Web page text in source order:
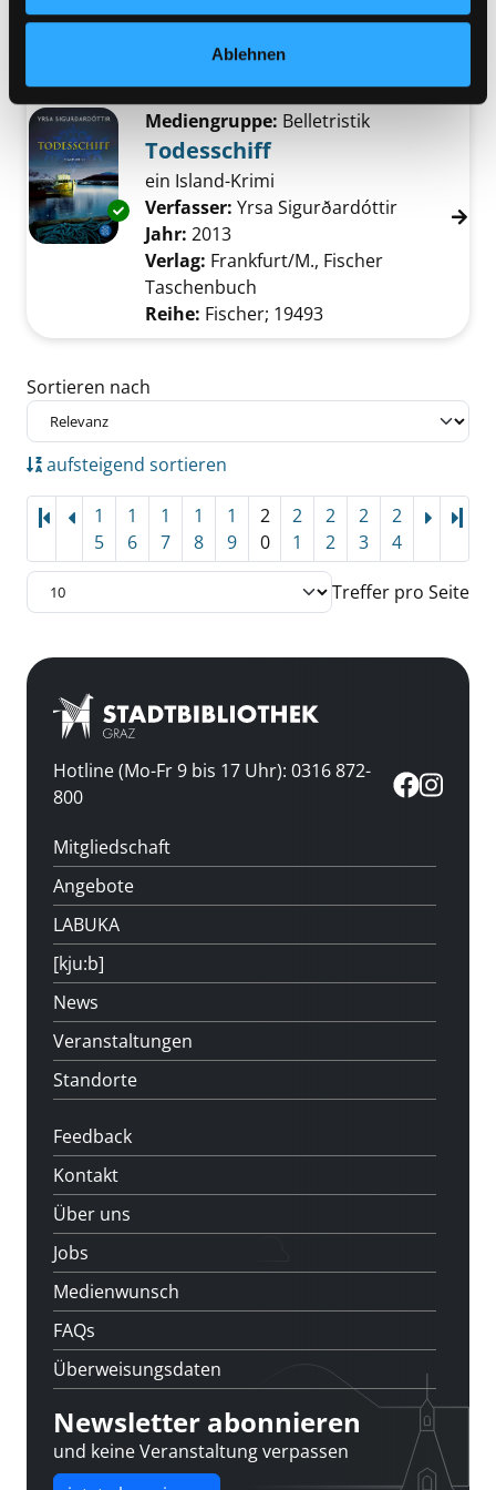
Ablehnen
Verlag:Köln, Bastei Lübbe
Vorbestellbar:
Exemplar-Details von Todesschiff anzeigen
Mediengruppe: Belletristik
Todesschiff
ein Island-Krimi
Verfasser: Yrsa Sigurðardóttir Suche
Jahr: 2013
Verlag: Frankfurt/M., Fischer
Taschenbuch
Reihe: Fischer; 19493
Zu den Suchfiltern springen
Sortieren nach
aufsteigend sortieren
1
5
1
6
1
7
1
8
1
9
2
0
2
1
2
2
2
3
2
4
Treffer pro Seite
Hotline (Mo-Fr 9 bis 17 Uhr): 0316 872-
800
Mitgliedschaft
Angebote
LABUKA
[kju:b]
News
Veranstaltungen
Standorte
Feedback
Kontakt
Über uns
Jobs
Medienwunsch
FAQs
Überweisungsdaten
Newsletter abonnieren
und keine Veranstaltung verpassen